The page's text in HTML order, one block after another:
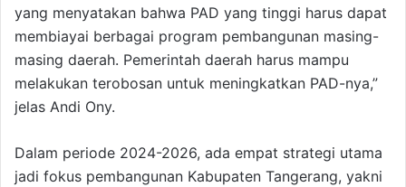
yang menyatakan bahwa PAD yang tinggi harus dapat
membiayai berbagai program pembangunan masing-
masing daerah. Pemerintah daerah harus mampu
melakukan terobosan untuk meningkatkan PAD-nya,”
jelas Andi Ony.
Dalam periode 2024-2026, ada empat strategi utama
jadi fokus pembangunan Kabupaten Tangerang, yakni